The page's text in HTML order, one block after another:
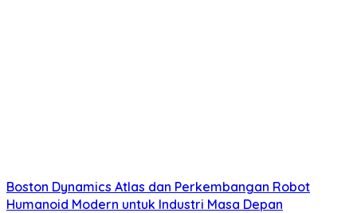
Boston Dynamics Atlas dan Perkembangan Robot
Humanoid Modern untuk Industri Masa Depan